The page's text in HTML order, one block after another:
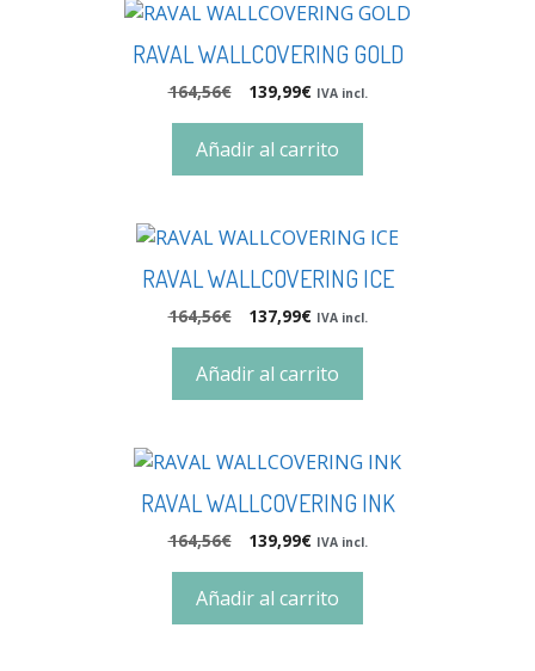
RAVAL WALLCOVERING GOLD
164,56€ 139,99€ IVA incl.
Añadir al carrito
RAVAL WALLCOVERING ICE
164,56€ 137,99€ IVA incl.
Añadir al carrito
RAVAL WALLCOVERING INK
164,56€ 139,99€ IVA incl.
Añadir al carrito